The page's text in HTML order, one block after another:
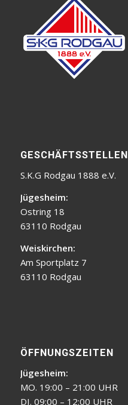
GESCHÄFTSSTELLEN
S.K.G Rodgau 1888 e.V.
Jügesheim:
Ostring 18
63110 Rodgau
Weiskirchen:
Am Sportplatz 7
63110 Rodgau
ÖFFNUNGSZEITEN
Jügesheim:
MO. 19:00 – 21:00 UHR
DI. 09:00 – 12:00 UHR